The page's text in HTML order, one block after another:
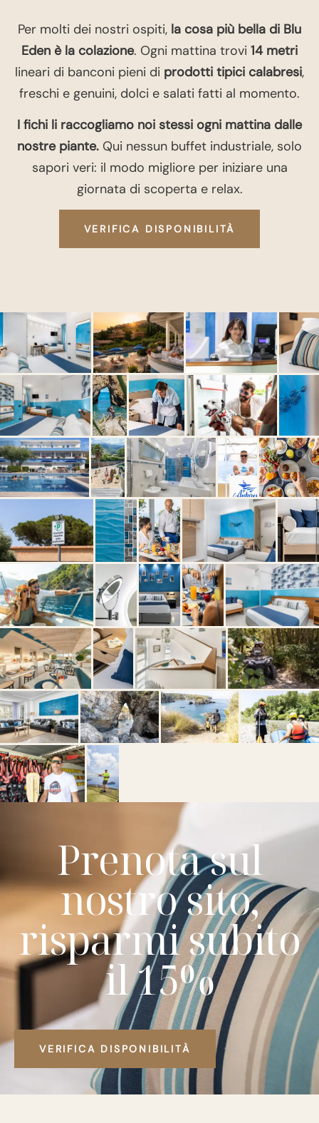
Per molti dei nostri ospiti, la cosa più bella di Blu
Eden è la colazione. Ogni mattina trovi 14 metri
lineari di banconi pieni di prodotti tipici calabresi,
freschi e genuini, dolci e salati fatti al momento.
I fichi li raccogliamo noi stessi ogni mattina dalle
nostre piante. Qui nessun buffet industriale, solo
sapori veri: il modo migliore per iniziare una
giornata di scoperta e relax.
VERIFICA DISPONIBILITÀ
Prenota sul
nostro sito,
risparmi subito
il 15%
VERIFICA DISPONIBILITÀ